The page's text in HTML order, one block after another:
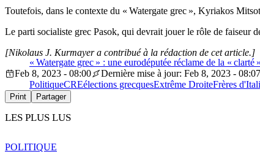
Toutefois, dans le contexte du « Watergate grec », Kyriakos
Le parti socialiste grec Pasok, qui devrait jouer le rôle de faiseur
« Watergate grec » : une eurodéputée réclame de la « clarté
[Nikolaus J. Kurmayer a contribué à la rédaction de cet article.]
Feb 8, 2023 - 08:00
Dernière mise à jour: Feb 8, 2023 - 08:07
PolitiqueCREélections grecquesExtrême DroiteFrères
Print Partager
LES PLUS LUS
POLITIQUE